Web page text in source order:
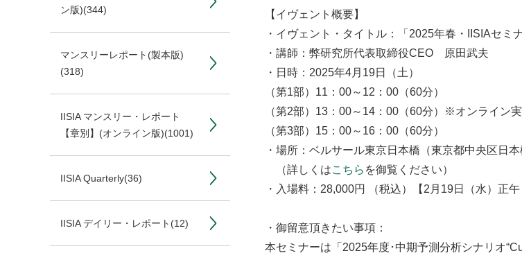
ン版)(344)
マンスリーレポート(製本版)
(318)
IISIA マンスリー・レポート
【章別】(オンライン版)(1001)
IISIA Quarterly(36)
IISIA デイリー・レポート (12)
【イヴェント概要】
・イヴェント・タイトル：「2025年春・IISIAセミナ
・講師：弊研究所代表取締役CEO 原田武夫
・日時：2025年4月19日（土）
（第1部）11：00～12：00（60分）
（第2部）13：00～14：00（60分）※オンライン
（第3部）15：00～16：00（60分）
・場所：ベルサール東京日本橋（東京都中央区日
（詳しくはこちら を御覧ください）
・入場料：28,000円 （税込）【2月19日（水）正
・御留意頂きたい事項：
本セミナーは「2025年度･中期予測分析シナリオ